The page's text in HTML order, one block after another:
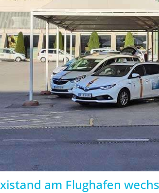
am Flughafen